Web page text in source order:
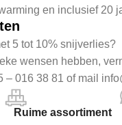
en inclusief 20
5 tot 10% snijverlies?
wensen hebben,
– 016 38 81 of mail
Ruime assortiment